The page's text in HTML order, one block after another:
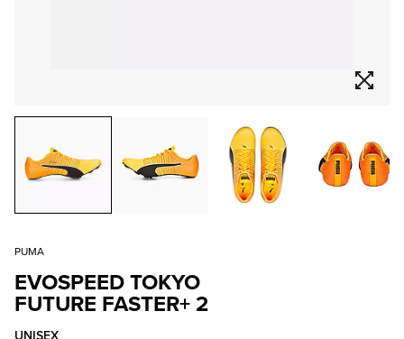
PUMA
EVOSPEED TOKYO
FUTURE FASTER+ 2